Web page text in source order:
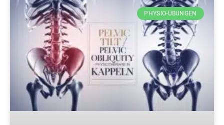
PHYSIO-ÜBUNGEN